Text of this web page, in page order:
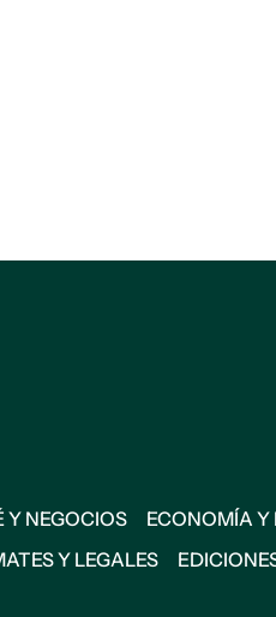
Y NEGOCIOS ECONOMÍA Y
Y LEGALES